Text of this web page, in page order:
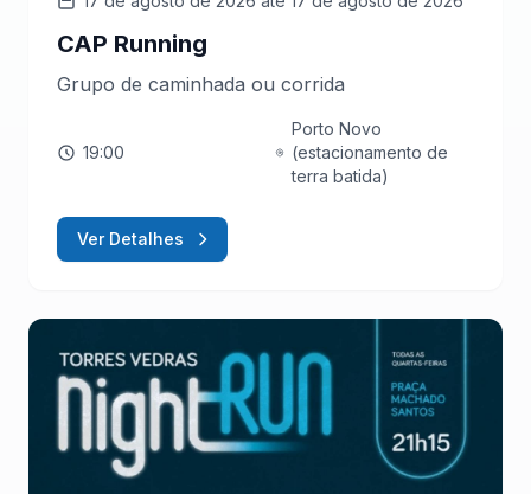
CAP Running
Grupo de caminhada ou corrida
19:00
Porto Novo
(estacionamento de
terra batida)
Ver Detalhes